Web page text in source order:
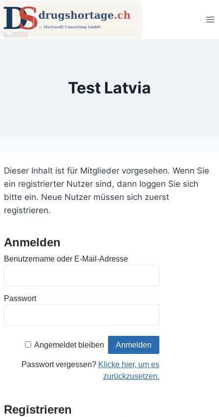
Zum
Inhalt
springen
Test Latvia
Dieser Inhalt ist für Mitglieder vorgesehen. Wenn Sie
ein registrierter Nutzer sind, dann loggen Sie sich
bitte ein. Neue Nutzer müssen sich zuerst
registrieren.
Anmelden
Benutzername oder E-Mail-Adresse
Passwort
Angemeldet bleiben
Passwort vergessen? Klicke hier, um es
zurückzusetzen.
Registrieren